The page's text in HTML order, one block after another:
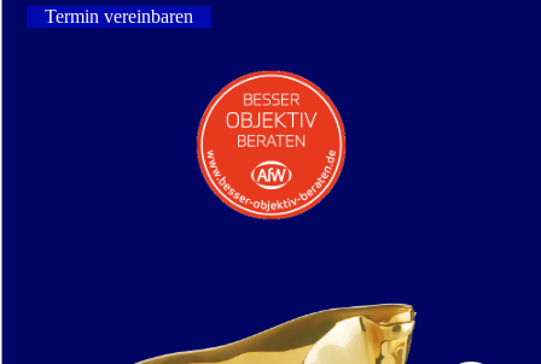
Termin vereinbaren